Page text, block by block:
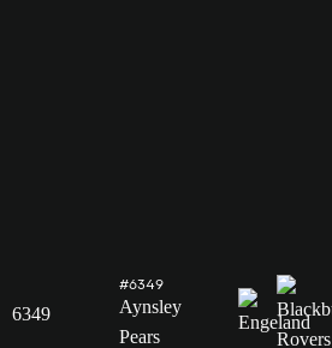
6349
#6349
Aynsley
Pears